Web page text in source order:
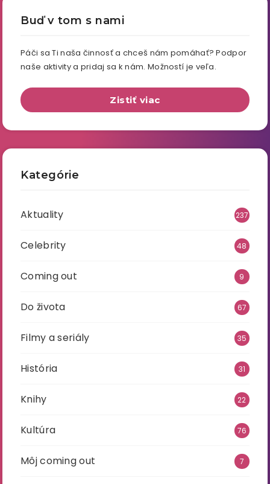
Buď v tom s nami
Páči sa Ti naša činnosť a chceš nám pomáhať? Podpor
naše aktivity a pridaj sa k nám. Možností je veľa.
Zistiť viac
Kategórie
Aktuality 237
Celebrity 48
Coming out 9
Do života 67
Filmy a seriály 35
História 31
Knihy 22
Kultúra 76
Môj coming out 7